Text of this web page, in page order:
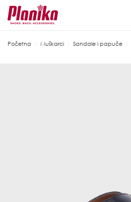
Početna Muškarci Sandale i papuče